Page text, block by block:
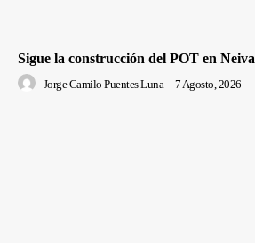
Sigue la construcción del POT en Neiva
Jorge Camilo Puentes Luna - 7 Agosto, 2026